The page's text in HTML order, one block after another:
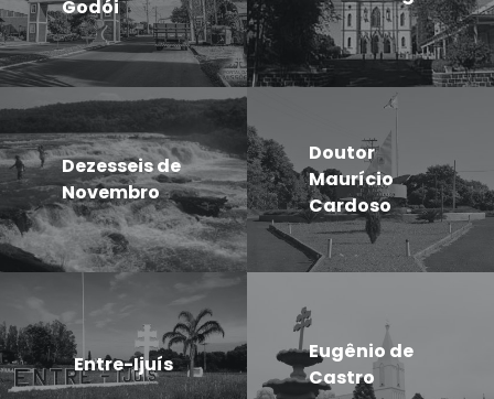
Godói
Dezesseis de
Novembro
Doutor
Maurício
Cardoso
Entre-Ijuís
Eugênio de
Castro